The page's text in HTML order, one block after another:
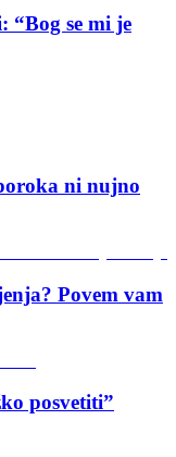
“Bog se mi je
ni nujno
Povem vam
posvetiti”